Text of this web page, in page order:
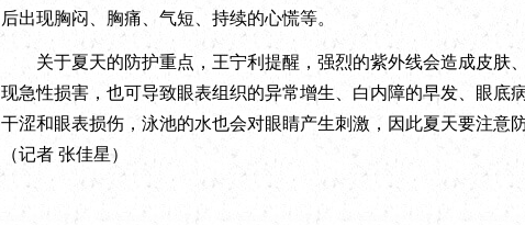
后出现胸闷、胸痛、气短、持续的心慌等。
关于夏天的防护重点，王宁利提醒，强烈的紫外线会造成皮肤
现急性损害，也可导致眼表组织的异常增生、白内障的早发、眼底
干涩和眼表损伤，泳池的水也会对眼睛产生刺激，因此夏天要注意
（记者 张佳星）